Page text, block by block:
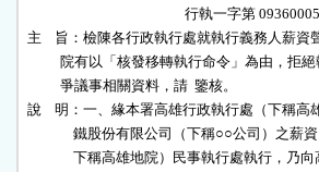
行執一字第
主    旨：檢陳各行政執行處就執行義務人薪
院有以「核發移轉執行命令」為由，
          爭議事相關資料，請  鑒核。
說    明：一、緣本署高雄行政執行處（下稱
鐵股份有限公司（下稱○○公司）之
下稱高雄地院）民事執行處執行，